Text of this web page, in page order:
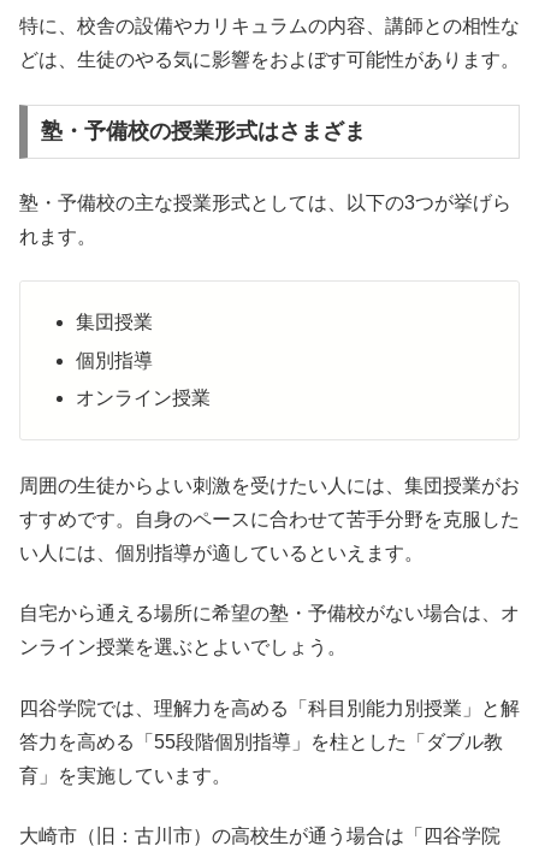
特に、校舎の設備やカリキュラムの内容、講師との相性な
どは、生徒のやる気に影響をおよぼす可能性があります。
塾・予備校の授業形式はさまざま
塾・予備校の主な授業形式としては、以下の3つが挙げら
れます。
集団授業
個別指導
オンライン授業
周囲の生徒からよい刺激を受けたい人には、集団授業がお
すすめです。自身のペースに合わせて苦手分野を克服した
い人には、個別指導が適しているといえます。
自宅から通える場所に希望の塾・予備校がない場合は、オ
ンライン授業を選ぶとよいでしょう。
四谷学院では、理解力を高める「科目別能力別授業」と解
答力を高める「55段階個別指導」を柱とした「ダブル教
育」を実施しています。
大崎市（旧：古川市）の高校生が通う場合は「四谷学院